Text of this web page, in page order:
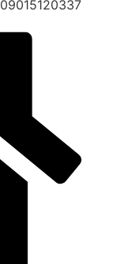
09015120337